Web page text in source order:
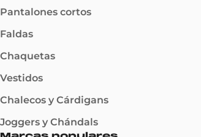
Pantalones cortos
Faldas
Chaquetas
Vestidos
Chalecos y Cárdigans
Joggers y Chándals